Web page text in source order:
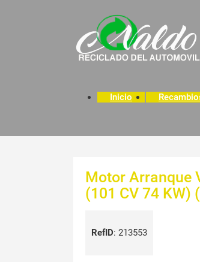
Inicio
Motor Arranque
(101 CV 74 KW)
RefID: 213553